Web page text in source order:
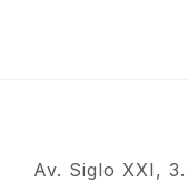
Av. Siglo XXI,